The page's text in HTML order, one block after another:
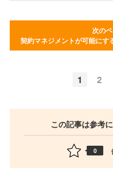
次の
契約マネジメントが可能にす
1 2
この記事は参考
0